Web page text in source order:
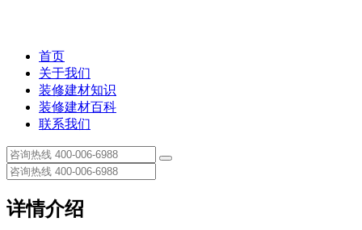
首页
关于我们
装修建材知识
装修建材百科
联系我们
详情介绍